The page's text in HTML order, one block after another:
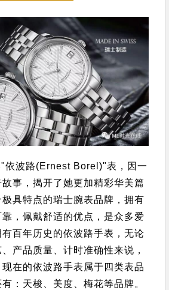
依波路(Ernest Borel)"表，因一
事，揭开了她更加精彩华美篇
具特点的瑞士腕表品牌，拥有
，佩戴舒适的优点，是众多爱
有百年历史的依波路手表，无论
产品质量、计时准确性来说，
现在的依波路手表属于四类表品
： 天梭、美度、梅花等品牌。